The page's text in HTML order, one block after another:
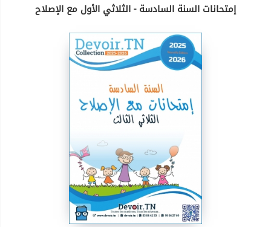
إمتحانات السنة السادسة - الثلاثي الأول مع الإصلاح